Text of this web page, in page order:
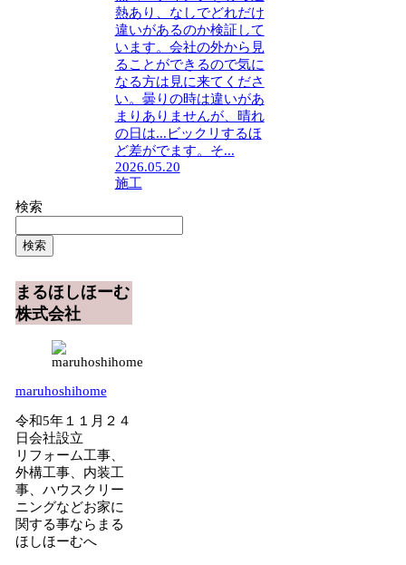
熱あり、なしでどれだけ
違いがあるのか検証して
います。会社の外から見
ることができるので気に
なる方は見に来てくださ
い。曇りの時は違いがあ
まりありませんが、晴れ
の日は...ビックリするほ
ど差がでます。そ...
2026.05.20
施工
検索
検索
まるほしほーむ
株式会社
maruhoshihome
令和5年１１月２４
日会社設立
リフォーム工事、
外構工事、内装工
事、ハウスクリー
ニングなどお家に
関する事ならまる
ほしほーむへ